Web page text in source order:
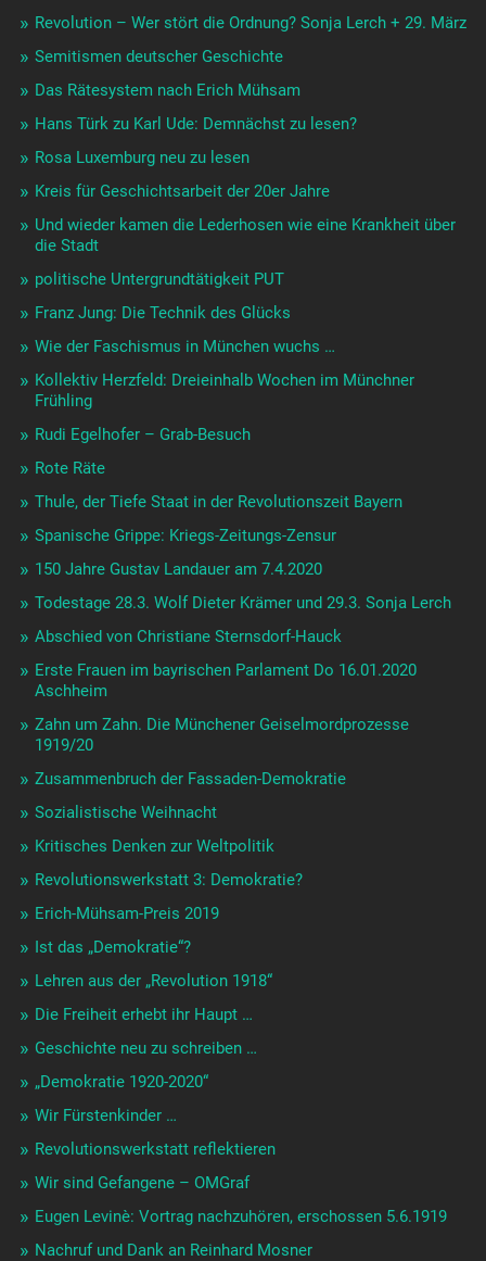
Revolution – Wer stört die Ordnung? Sonja Lerch + 29. März
Semitismen deutscher Geschichte
Das Rätesystem nach Erich Mühsam
Hans Türk zu Karl Ude: Demnächst zu lesen?
Rosa Luxemburg neu zu lesen
Kreis für Geschichtsarbeit der 20er Jahre
Und wieder kamen die Lederhosen wie eine Krankheit über
die Stadt
politische Untergrundtätigkeit PUT
Franz Jung: Die Technik des Glücks
Wie der Faschismus in München wuchs …
Kollektiv Herzfeld: Dreieinhalb Wochen im Münchner
Frühling
Rudi Egelhofer – Grab-Besuch
Rote Räte
Thule, der Tiefe Staat in der Revolutionszeit Bayern
Spanische Grippe: Kriegs-Zeitungs-Zensur
150 Jahre Gustav Landauer am 7.4.2020
Todestage 28.3. Wolf Dieter Krämer und 29.3. Sonja Lerch
Abschied von Christiane Sternsdorf-Hauck
Erste Frauen im bayrischen Parlament Do 16.01.2020
Aschheim
Zahn um Zahn. Die Münchener Geiselmordprozesse
1919/20
Zusammenbruch der Fassaden-Demokratie
Sozialistische Weihnacht
Kritisches Denken zur Weltpolitik
Revolutionswerkstatt 3: Demokratie?
Erich-Mühsam-Preis 2019
Ist das „Demokratie“?
Lehren aus der „Revolution 1918“
Die Freiheit erhebt ihr Haupt …
Geschichte neu zu schreiben …
„Demokratie 1920-2020“
Wir Fürstenkinder …
Revolutionswerkstatt reflektieren
Wir sind Gefangene – OMGraf
Eugen Levinè: Vortrag nachzuhören, erschossen 5.6.1919
Nachruf und Dank an Reinhard Mosner